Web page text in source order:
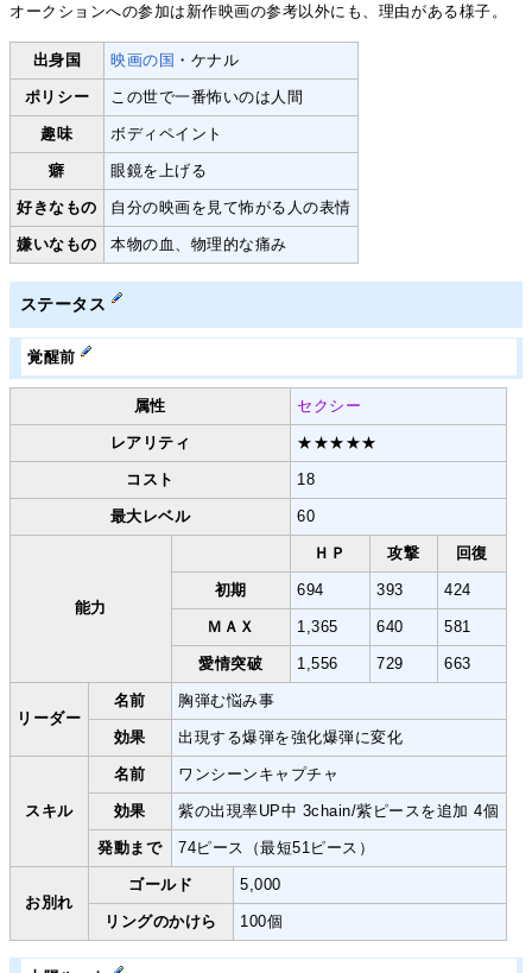
オークションへの参加は新作映画の参考以外にも、理由がある様子。
出身国 映画の国 ・ケナル
ポリシー この世で一番怖いのは人間
趣味 ボディペイント
癖 眼鏡を上げる
好きなもの 自分の映画を見て怖がる人の表情
嫌いなもの 本物の血、物理的な痛み
ステータス
覚醒前
属性 セクシー
レアリティ ★★★★★
コスト 18
最大レベル 60
能力
ＨＰ 攻撃 回復
初期 694 393 424
ＭＡＸ 1,365 640 581
愛情突破 1,556 729 663
リーダー
名前 胸弾む悩み事
効果 出現する爆弾を強化爆弾に変化
スキル
名前 ワンシーンキャプチャ
効果 紫の出現率UP中 3chain/紫ピースを追加 4個
発動まで 74ピース（最短51ピース）
お別れ
ゴールド 5,000
リングのかけら 100個